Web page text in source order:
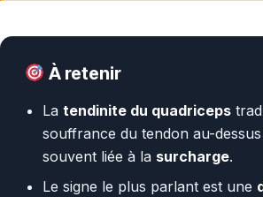
À retenir
La tendinite du quadriceps
souffrance du tendon au-
souvent liée à la surcharge.
Le signe le plus parlant est une